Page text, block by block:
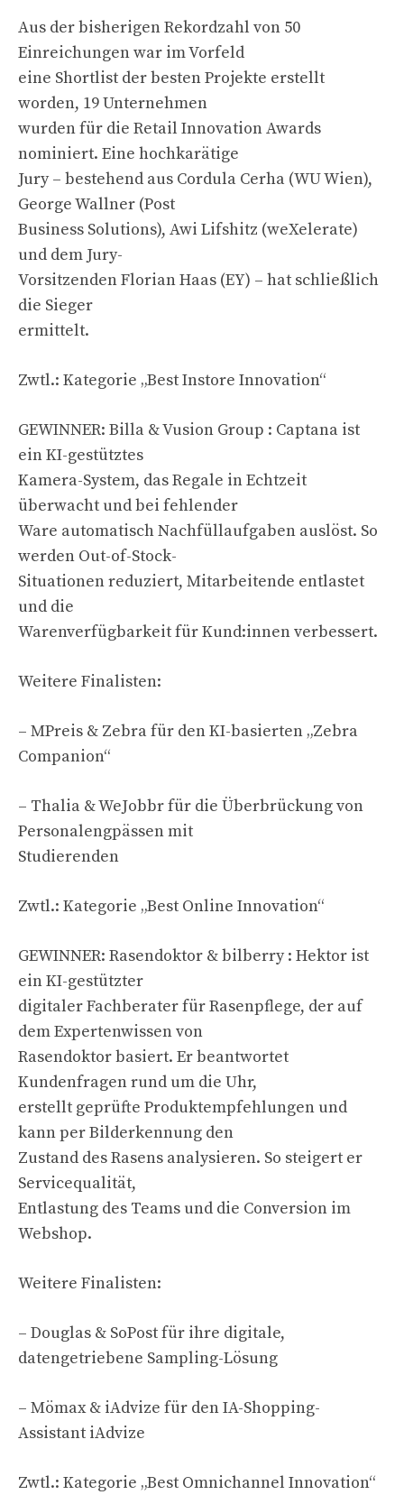
Aus der bisherigen Rekordzahl von 50
Einreichungen war im Vorfeld
eine Shortlist der besten Projekte erstellt
worden, 19 Unternehmen
wurden für die Retail Innovation Awards
nominiert. Eine hochkarätige
Jury – bestehend aus Cordula Cerha (WU Wien),
George Wallner (Post
Business Solutions), Awi Lifshitz (weXelerate)
und dem Jury-
Vorsitzenden Florian Haas (EY) – hat schließlich
die Sieger
ermittelt.
Zwtl.: Kategorie „Best Instore Innovation“
GEWINNER: Billa & Vusion Group : Captana ist
ein KI-gestütztes
Kamera-System, das Regale in Echtzeit
überwacht und bei fehlender
Ware automatisch Nachfüllaufgaben auslöst. So
werden Out-of-Stock-
Situationen reduziert, Mitarbeitende entlastet
und die
Warenverfügbarkeit für Kund:innen verbessert.
Weitere Finalisten:
– MPreis & Zebra für den KI-basierten „Zebra
Companion“
– Thalia & WeJobbr für die Überbrückung von
Personalengpässen mit
Studierenden
Zwtl.: Kategorie „Best Online Innovation“
GEWINNER: Rasendoktor & bilberry : Hektor ist
ein KI-gestützter
digitaler Fachberater für Rasenpflege, der auf
dem Expertenwissen von
Rasendoktor basiert. Er beantwortet
Kundenfragen rund um die Uhr,
erstellt geprüfte Produktempfehlungen und
kann per Bilderkennung den
Zustand des Rasens analysieren. So steigert er
Servicequalität,
Entlastung des Teams und die Conversion im
Webshop.
Weitere Finalisten:
– Douglas & SoPost für ihre digitale,
datengetriebene Sampling-Lösung
– Mömax & iAdvize für den IA-Shopping-
Assistant iAdvize
Zwtl.: Kategorie „Best Omnichannel Innovation“